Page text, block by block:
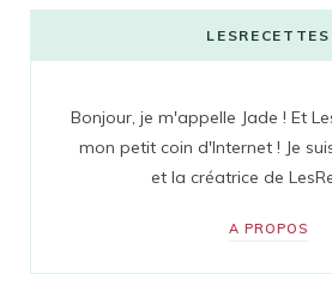
LESRECETTES
Bonjour, je m'appelle Jade ! Et
mon petit coin d'Internet ! Je
et la créatrice de
A PROPOS